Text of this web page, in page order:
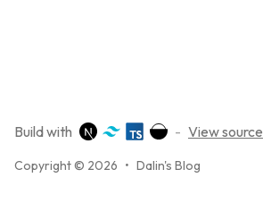
Build with - View source
Copyright © 2026 • Dalin's Blog